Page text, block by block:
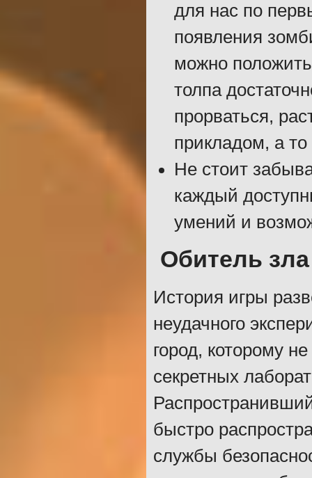
для нас по
появления
можно
толпа
прорваться,
прикладом, а
Не стоит
каждый
умений и
Обитель
История игры
неудачного
город, которому
секретных
быстро
службы